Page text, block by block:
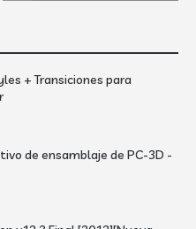
+ Transiciones para
de ensamblaje de PC-3D -